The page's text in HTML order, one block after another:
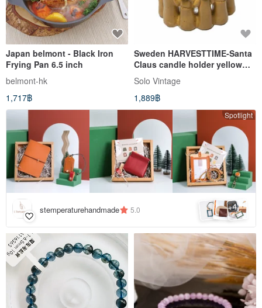
Japan belmont - Black Iron
Frying Pan 6.5 inch
belmont-hk
1,717฿
Sweden HARVESTTIME-Santa
Claus candle holder yellow
9x6.5CM
Solo Vintage
1,889฿
Spotlight
stemperaturehandmade 5.0 +4